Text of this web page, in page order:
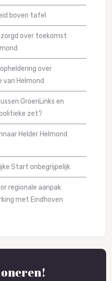
boven tafel
over toekomst
over
van Helmond
GroenLinks en
zet?
Helder Helmond
Start onbegrijpelijk
regionale aanpak
met Eindhoven